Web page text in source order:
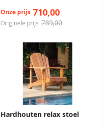
Originele prijs 789,00
Onze prijs 710,00
Hardhouten relax stoel